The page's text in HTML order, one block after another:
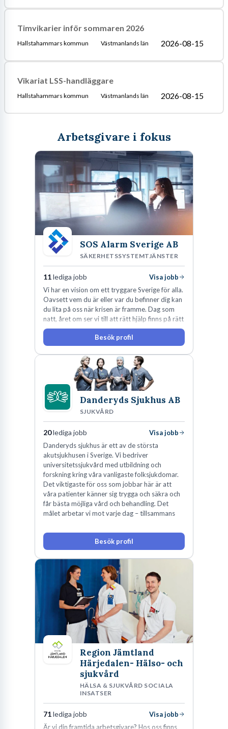
Timvikarier inför sommaren 2026
Hallstahammars kommun Västmanlands län 2026-08-15
Vikariat LSS-handläggare
Hallstahammars kommun Västmanlands län 2026-08-15
Arbetsgivare i fokus
SOS Alarm Sverige AB
SÄKERHETSSYSTEMTJÄNSTER
11lediga jobb
Visa jobb
Vi har en vision om ett tryggare Sverige för alla.
Oavsett vem du är eller var du befinner dig kan
du lita på oss när krisen är framme. Dag som
natt, året om ser vi till att rätt hjälp finns på rätt
plats i rätt tid.
Besök profil
Danderyds Sjukhus AB
SJUKVÅRD
20lediga jobb
Visa jobb
Danderyds sjukhus är ett av de största
akutsjukhusen i Sverige. Vi bedriver
universitetssjukvård med utbildning och
forskning kring våra vanligaste folksjukdomar.
Det viktigaste för oss som jobbar här är att
våra patienter känner sig trygga och säkra och
får bästa möjliga vård och behandling. Det
målet arbetar vi mot varje dag – tillsammans
Besök profil
Region Jämtland
Härjedalen- Hälso- och
sjukvård
HÄLSA & SJUKVÅRD SOCIALA
INSATSER
71lediga jobb
Visa jobb
Är vi din framtida arbetsgivare? Hos oss finns